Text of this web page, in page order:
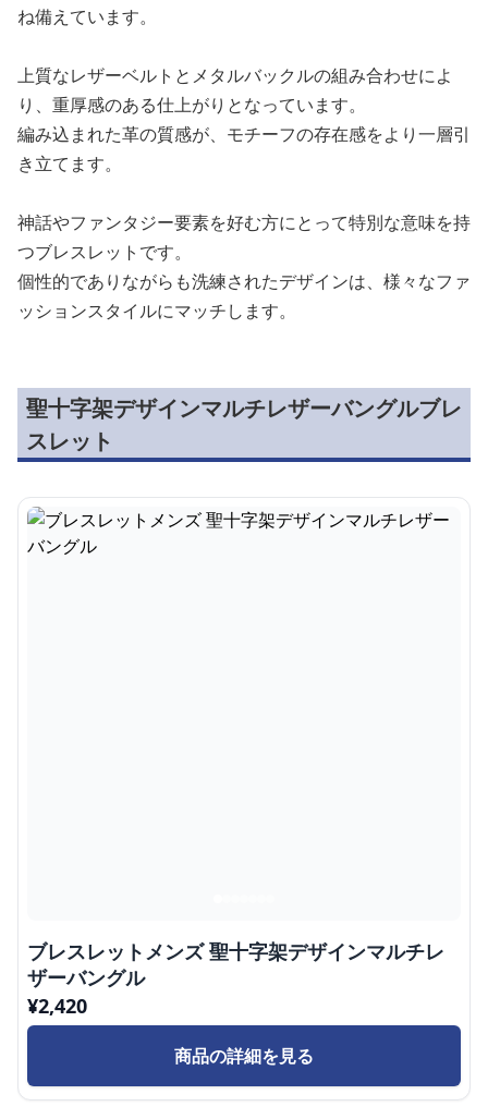
ね備えています。
上質なレザーベルトとメタルバックルの組み合わせによ
り、重厚感のある仕上がりとなっています。
編み込まれた革の質感が、モチーフの存在感をより一層引
き立てます。
神話やファンタジー要素を好む方にとって特別な意味を持
つブレスレットです。
個性的でありながらも洗練されたデザインは、様々なファ
ッションスタイルにマッチします。
聖十字架デザインマルチレザーバングルブレ
スレット
ブレスレットメンズ 聖十字架デザインマルチレ
ザーバングル
¥2,420
商品の詳細を見る